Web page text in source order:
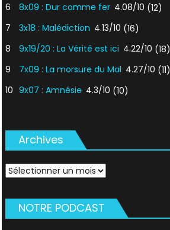
6
8x09 : Dur comme fer 4.08/10 (12)
7
3x18 : Malédiction 4.13/10 (16)
8
9x19/20 : La Vérité est ici 4.22/10 (18)
9
7x09 : La morsure du Mal 4.27/10 (11)
10 9x07 : Amnésie 4.3/10 (10)
Archives
Archives
NOTRE PODCAST